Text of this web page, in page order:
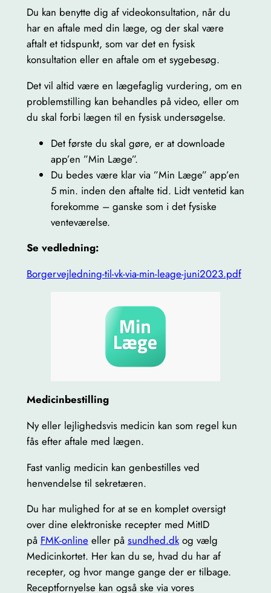
Du kan benytte dig af videokonsultation, når du
har en aftale med din læge, og der skal være
aftalt et tidspunkt, som var det en fysisk
konsultation eller en aftale om et sygebesøg.
Det vil altid være en lægefaglig vurdering, om en
problemstilling kan behandles på video, eller om
du skal forbi lægen til en fysisk undersøgelse.
Det første du skal gøre, er at downloade
app’en ”Min Læge”.
Du bedes være klar via ”Min Læge” app’en
5 min. inden den aftalte tid. Lidt ventetid kan
forekomme – ganske som i det fysiske
venteværelse.
Se vedledning:
Borgervejledning-til-vk-via-min-leage-juni2023.pdf
Medicinbestilling
Ny eller lejlighedsvis medicin kan som regel kun
fås efter aftale med lægen.
Fast vanlig medicin kan genbestilles ved
henvendelse til sekretæren.
Du har mulighed for at se en komplet oversigt
over dine elektroniske recepter med MitID
på FMK-online eller på sundhed.dkog vælg
Medicinkortet. Her kan du se, hvad du har af
recepter, og hvor mange gange der er tilbage.
Receptfornyelse kan også ske via vores